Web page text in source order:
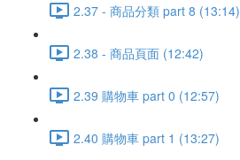
2.37 - 商品分類 part 8 (13:14)
2.38 - 商品頁面 (12:42)
2.39 購物車 part 0 (12:57)
2.40 購物車 part 1 (13:27)